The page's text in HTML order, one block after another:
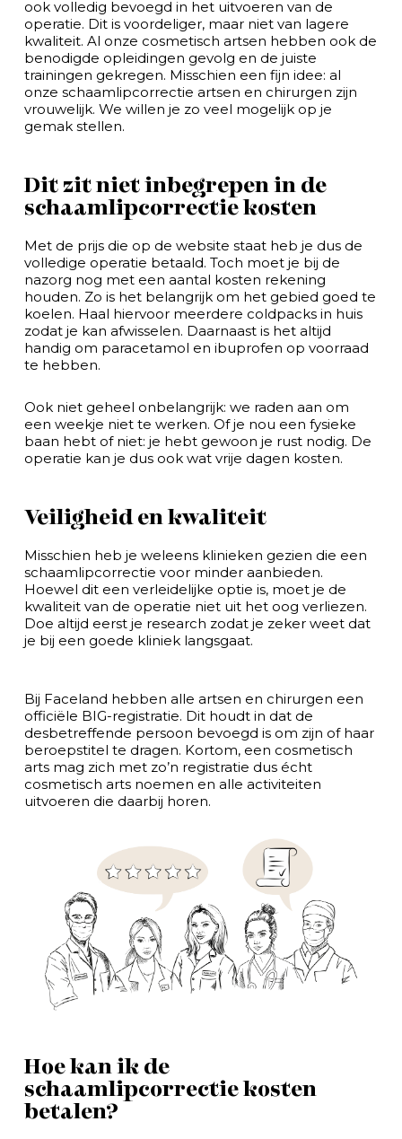
ook volledig bevoegd in het uitvoeren van de
operatie. Dit is voordeliger, maar niet van lagere
kwaliteit. Al onze cosmetisch artsen hebben ook de
benodigde opleidingen gevolg en de juiste
trainingen gekregen. Misschien een fijn idee: al
onze schaamlipcorrectie artsen en chirurgen zijn
vrouwelijk. We willen je zo veel mogelijk op je
gemak stellen.
Dit zit niet inbegrepen in de
schaamlipcorrectie kosten
Met de prijs die op de website staat heb je dus de
volledige operatie betaald. Toch moet je bij de
nazorg nog met een aantal kosten rekening
houden. Zo is het belangrijk om het gebied goed te
koelen. Haal hiervoor meerdere coldpacks in huis
zodat je kan afwisselen. Daarnaast is het altijd
handig om paracetamol en ibuprofen op voorraad
te hebben.
Ook niet geheel onbelangrijk: we raden aan om
een weekje niet te werken. Of je nou een fysieke
baan hebt of niet: je hebt gewoon je rust nodig. De
operatie kan je dus ook wat vrije dagen kosten.
Veiligheid en kwaliteit
Misschien heb je weleens klinieken gezien die een
schaamlipcorrectie voor minder aanbieden.
Hoewel dit een verleidelijke optie is, moet je de
kwaliteit van de operatie niet uit het oog verliezen.
Doe altijd eerst je research zodat je zeker weet dat
je bij een goede kliniek langsgaat.
Bij Faceland hebben alle artsen en chirurgen een
officiële BIG-registratie. Dit houdt in dat de
desbetreffende persoon bevoegd is om zijn of haar
beroepstitel te dragen. Kortom, een cosmetisch
arts mag zich met zo’n registratie dus écht
cosmetisch arts noemen en alle activiteiten
uitvoeren die daarbij horen.
Hoe kan ik de
schaamlipcorrectie kosten
betalen?